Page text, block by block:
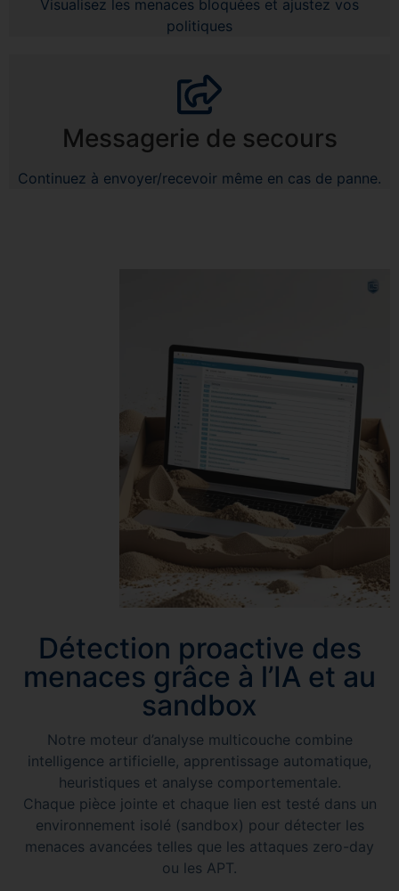
Visualisez les menaces bloquées et ajustez vos
politiques
Messagerie de secours
Continuez à envoyer/recevoir même en cas de panne.
Détection proactive des
menaces grâce à l’IA et au
sandbox
Notre moteur d’analyse multicouche combine
intelligence artificielle, apprentissage automatique,
heuristiques et analyse comportementale.
Chaque pièce jointe et chaque lien est testé dans un
environnement isolé (sandbox) pour détecter les
menaces avancées telles que les attaques zero-day
ou les APT.